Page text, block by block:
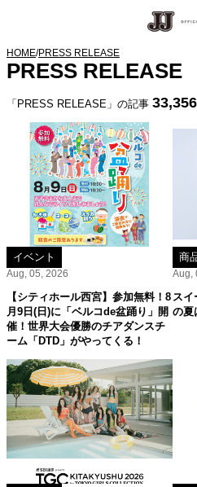
HOME/PRESS RELEASE
PRESS RELEASE
「PRESS RELEASE」の記事 33,356
イベント
Aug, 05, 2026
【シティホール西宮】参加無料！8
月9日(日)に「ベルコde盆踊り」開
催！世界大会優勝のチアダンスチ
ーム「DTD」がやってくる！
商
Aug,
スイ
の夏